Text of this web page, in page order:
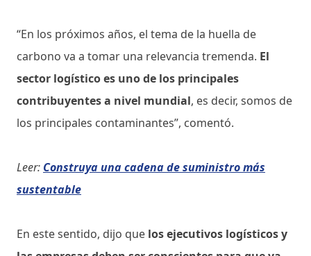
“En los próximos años, el tema de la huella de
carbono va a tomar una relevancia tremenda. El
sector logístico es uno de los principales
contribuyentes a nivel mundial, es decir, somos de
los principales contaminantes”, comentó.
Leer: Construya una cadena de suministro más
sustentable
En este sentido, dijo que los ejecutivos logísticos y